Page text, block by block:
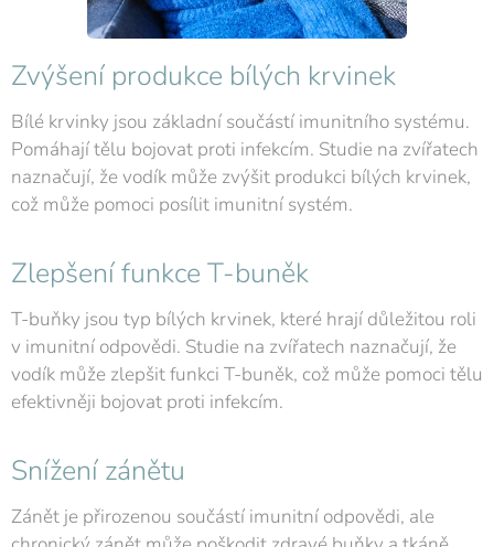
Zvýšení produkce bílých krvinek
Bílé krvinky jsou základní součástí imunitního systému.
Pomáhají tělu bojovat proti infekcím. Studie na zvířatech
naznačují, že vodík může zvýšit produkci bílých krvinek,
což může pomoci posílit imunitní systém.
Zlepšení funkce T-buněk
T-buňky jsou typ bílých krvinek, které hrají důležitou roli
v imunitní odpovědi. Studie na zvířatech naznačují, že
vodík může zlepšit funkci T-buněk, což může pomoci tělu
efektivněji bojovat proti infekcím.
Snížení zánětu
Zánět je přirozenou součástí imunitní odpovědi, ale